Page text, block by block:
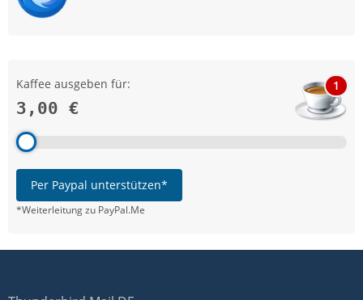
Kaffee ausgeben für:
3,00 €
1
Per Paypal unterstützen*
*Weiterleitung zu PayPal.Me